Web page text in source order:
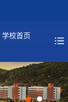
学校首页